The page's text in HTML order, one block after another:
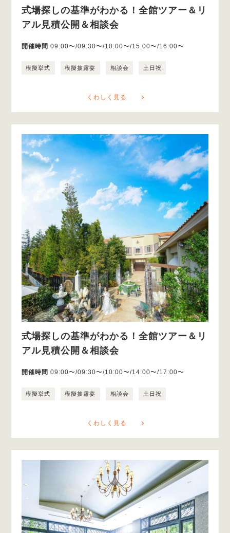
式場探しの基準がわかる！全館ツアー＆リ
アル見積公開＆相談会
開催時間 09:00〜/09:30〜/10:00〜/15:00〜/16:00〜
模擬挙式 模擬披露宴 相談会 土日祝
くわしく見る
式場探しの基準がわかる！全館ツアー＆リ
アル見積公開＆相談会
開催時間 09:00〜/09:30〜/10:00〜/14:00〜/17:00〜
模擬挙式 模擬披露宴 相談会 土日祝
くわしく見る